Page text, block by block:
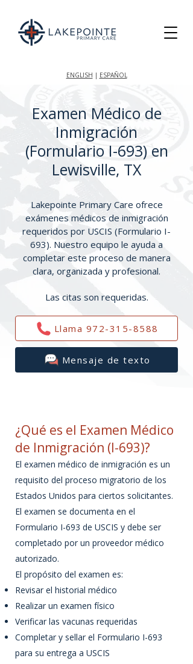
ENGLISH | ESPAÑOL
Examen Médico de
Inmigración
(Formulario I-693) en
Lewisville, TX
Lakepointe Primary Care ofrece
exámenes médicos de inmigración
requeridos por USCIS (Formulario I-
693). Nuestro equipo le ayuda a
completar este proceso de manera
clara, organizada y profesional.
Las citas son requeridas.
Llama 972-315-8588
Mensaje de texto
¿Qué es el Examen Médico
de Inmigración (I-693)?
El examen médico de inmigración es un
requisito del proceso migratorio de los
Estados Unidos para ciertos solicitantes.
El examen se documenta en el
Formulario I-693 de USCIS y debe ser
completado por un proveedor médico
autorizado.
El propósito del examen es:
Revisar el historial médico
Realizar un examen físico
Verificar las vacunas requeridas
Completar y sellar el Formulario I-693
para su entrega a USCIS